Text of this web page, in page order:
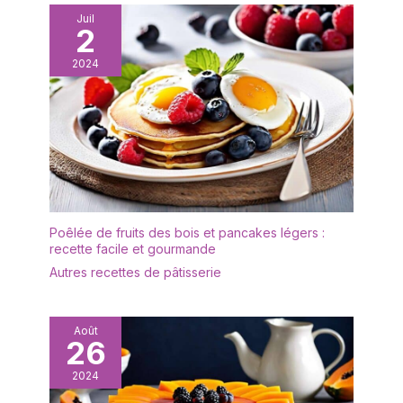
également une boucle
de suspension qui peut
être facilement
accrochée à un crochet
pour un rangement facile.
【Large gamme
d'applications】 3 tailles
de passoires à mailles
fines sont largement
utilisées, adaptées pour
égoutter ou filtrer, très
adaptées pour le thé, la
farine, le café, le riz, les
légumes, le quinoa et les
haricots, et un outil
occupés.
Juil
2
2024
Poêlée de fruits des bois et pancakes légers :
recette facile et gourmande
Autres recettes de pâtisserie
Août
26
2024